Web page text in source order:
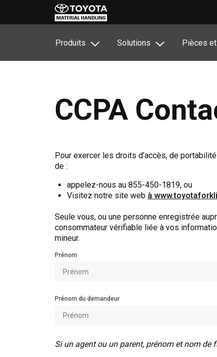
Produits Solutions Pièces
CCPA
Pour exercer les droits d’accès, de
de :
appelez-nous au 855-450-1819, ou
Visitez notre site web à
Seule vous, ou une personne enregistrée
consommateur vérifiable liée à vos
mineur.
Prénom
Prénom du demandeur
Si un agent ou un parent, prénom et nom de